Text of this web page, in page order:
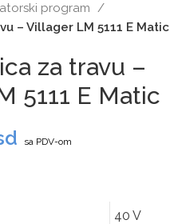
program
– Villager LM 5111 E Matic
za travu –
5111 E Matic
sa PDV-om
40 V